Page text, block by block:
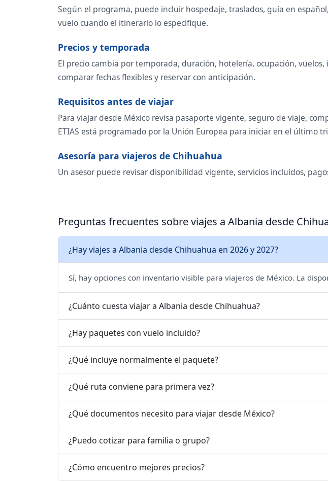
Según el programa, puede incluir hospedaje, traslados, guía en
vuelo cuando el itinerario lo especifique.
Precios y temporada
El precio cambia por temporada, duración, hotelería, ocupación,
comparar fechas flexibles y reservar con anticipación.
Requisitos antes de viajar
Para viajar desde México revisa pasaporte vigente, seguro de viaje,
ETIAS está programado por la Unión Europea para iniciar en el último
Asesoría para viajeros de Chihuahua
Un asesor puede revisar disponibilidad vigente, servicios incluidos,
Preguntas frecuentes sobre viajes a Albania desde
¿Hay viajes a Albania desde Chihuahua en 2026 y 2027?
Sí, hay opciones con inventario visible para viajeros de México. La
¿Cuánto cuesta viajar a Albania desde Chihuahua?
¿Hay paquetes con vuelo incluido?
¿Qué incluye normalmente el paquete?
¿Qué ruta conviene para primera vez?
¿Qué documentos necesito para viajar desde México?
¿Puedo cotizar para familia o grupo?
¿Cómo encuentro mejores precios?